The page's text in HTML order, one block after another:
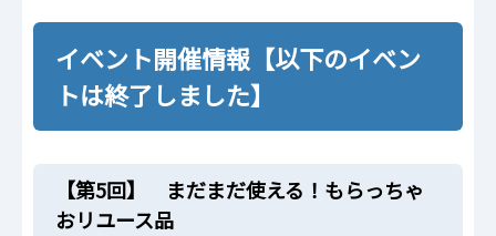
イベント開催情報【以下のイベン
トは終了しました】
【第5回】 まだまだ使える！もらっちゃ
おリユース品